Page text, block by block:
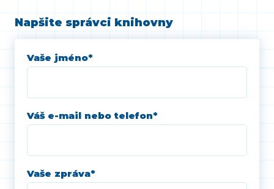
Napšite správci knihovny
Vaše jméno*
Váš e-mail nebo telefon*
Vaše zpráva*